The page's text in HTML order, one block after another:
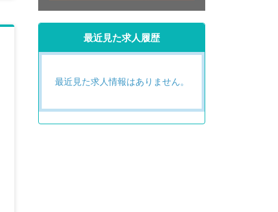
最近見た求人履歴
最近見た求人情報はありません。